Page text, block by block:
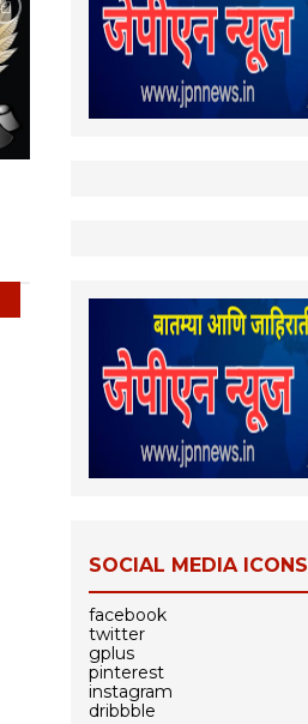
SOCIAL MEDIA ICONS
facebook
twitter
gplus
pinterest
instagram
dribbble